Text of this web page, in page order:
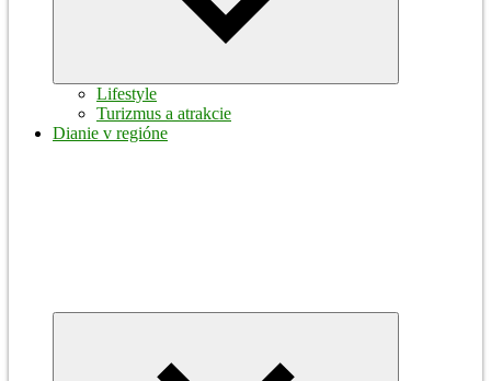
Lifestyle
Turizmus a atrakcie
Dianie v regióne